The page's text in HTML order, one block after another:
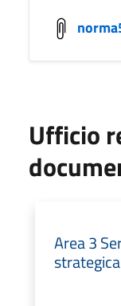
Ufficio
Area 3
strategica